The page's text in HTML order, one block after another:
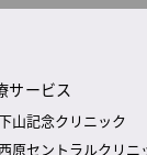
サービス
山記念クリニック
原セントラルクリニ